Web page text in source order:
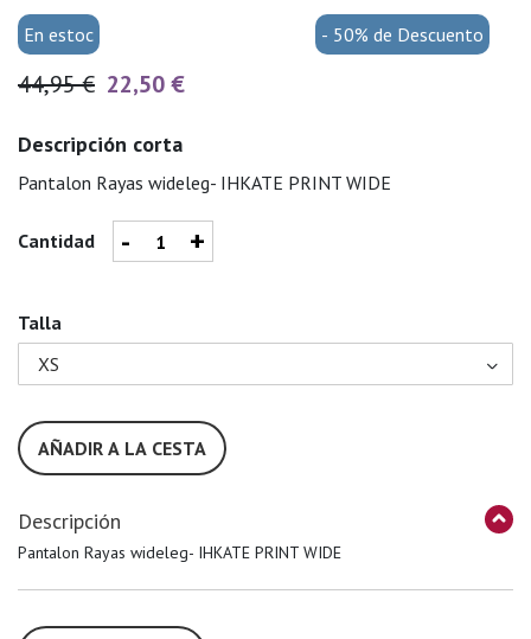
En estoc - 50% de Descuento
44,95 € 22,50 €
Descripción corta
Pantalon Rayas wideleg- IHKATE PRINT WIDE
Cantidad - +
Talla
AÑADIR A LA CESTA
Descripción
Pantalon Rayas wideleg- IHKATE PRINT WIDE